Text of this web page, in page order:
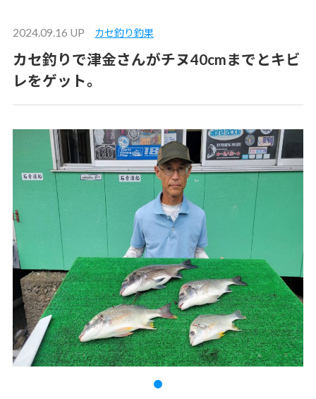
2024.09.16 UP カセ釣り釣果
カセ釣りで津金さんがチヌ40cmまでとキビ
レをゲット。